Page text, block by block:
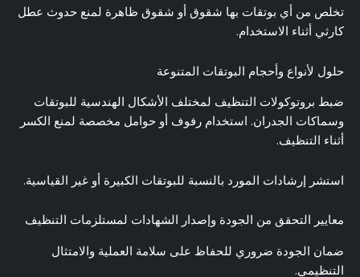
تخلص من أي بوتقات بها شقوق أو شقوق ظاهرة لمنع حدوث عطل
كارثي أثناء الاستخدام.
حلول لأنواع وأحجام البوتقات المتنوعة
ضبط بروتوكولات التنظيف لمختلف الأشكال الهندسية للبوتقات
وسماكات الجدران. استخدام رفوف أو حوامل مخصصة لمنع الكسر
أثناء التنظيف.
استشر إرشادات المورد بالنسبة للبوتقات الكبيرة أو غير القياسية.
معايير التحقق من الجودة وإصدار الشهادات لمستلزمات التنظيف
ضمان الجودة ضروري للحفاظ على سلامة العملية والامتثال
التنظيمي.